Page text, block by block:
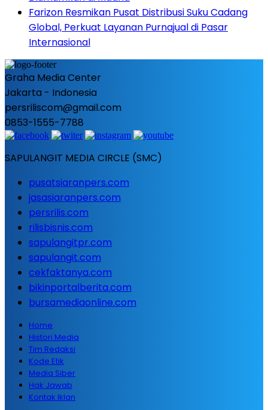
Farizon Resmikan Pusat Distribusi Suku Cadang
Global, Perkuat Layanan Purnajual di Pasar
Internasional
Graha Media Center
Jakarta - Indonesia
persriliscom@gmail.com
0853-1555-7788
SAPULANGIT MEDIA CIRCLE (SMC)
pusatsiaranpers.com
jasasiaranpers.com
persrilis.com
rilisbisnis.com
sapulangitpr.com
sapulangit.com
cekfaktanya.com
bikinportalberita.com
bursamediaonline.com
Home
Histori Media
Tim Redaksi
Kode Etik
Media Siber
Hak Jawab
Kontak Iklan